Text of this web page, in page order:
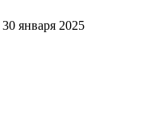
30 января 2025